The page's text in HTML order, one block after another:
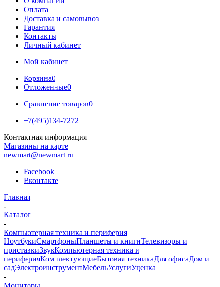
Оплата
Доставка и самовывоз
Гарантия
Контакты
Личный кабинет
Мой кабинет
Корзина0
Отложенные0
Сравнение товаров0
+7(495)134-7272
Контактная информация
Магазины на карте
newmart@newmart.ru
Facebook
Вконтакте
Главная
-
Каталог
-
Компьютерная техника и периферия
НоутбукиСмартфоныПланшеты и книгиТелевизоры и
приставкиЗвукКомпьютерная техника и
периферияКомплектующиеБытовая техникаДля офисаДом и
садЭлектроинструментМебельУслугиУценка
-
Мониторы